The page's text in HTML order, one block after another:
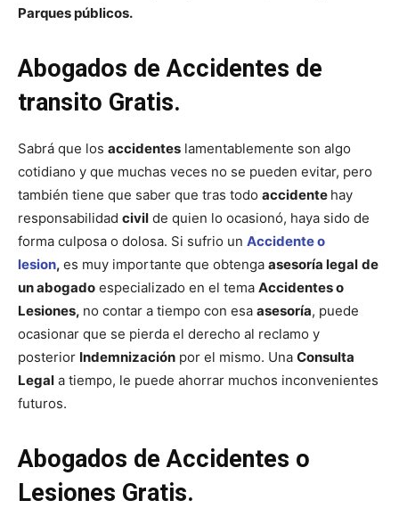
Parques públicos.
Abogados de Accidentes de
transito Gratis.
Sabrá que los accidentes lamentablemente son algo
cotidiano y que muchas veces no se pueden evitar, pero
también tiene que saber que tras todo accidente hay
responsabilidad civil de quien lo ocasionó, haya sido de
forma culposa o dolosa. Si sufrio un Accidente o
lesion, es muy importante que obtenga asesoría legal de
un abogado especializado en el tema Accidentes o
Lesiones, no contar a tiempo con esa asesoría, puede
ocasionar que se pierda el derecho al reclamo y
posterior Indemnización por el mismo. Una Consulta
Legal a tiempo, le puede ahorrar muchos inconvenientes
futuros.
Abogados de Accidentes o
Lesiones Gratis.